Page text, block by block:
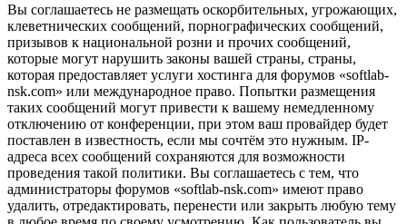
Вы соглашаетесь не размещать оскорбительных, угрожающих,
клеветнических сообщений, порнографических сообщений,
призывов к национальной розни и прочих сообщений,
которые могут нарушить законы вашей страны, страны,
которая предоставляет услуги хостинга для форумов «softlab-
nsk.com» или международное право. Попытки размещения
таких сообщений могут привести к вашему немедленному
отключению от конференции, при этом ваш провайдер будет
поставлен в известность, если мы сочтём это нужным. IP-
адреса всех сообщений сохраняются для возможности
проведения такой политики. Вы соглашаетесь с тем, что
администраторы форумов «softlab-nsk.com» имеют право
удалить, отредактировать, перенести или закрыть любую тему